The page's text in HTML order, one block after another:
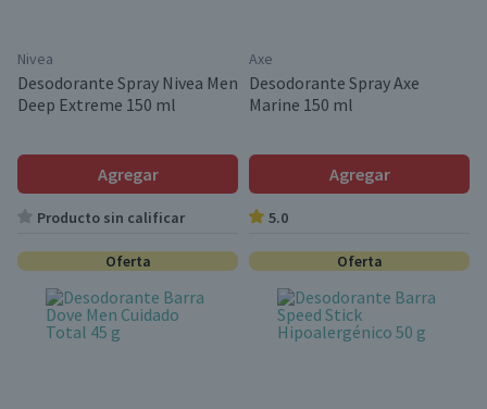
Nivea
Desodorante Spray Nivea Men
Deep Extreme 150 ml
Agregar
Producto sin calificar
Axe
Desodorante Spray Axe
Marine 150 ml
Agregar
5.0
Oferta Oferta